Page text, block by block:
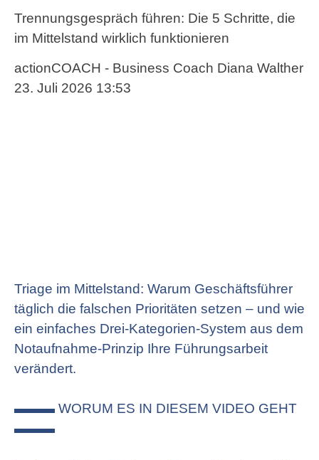
Trennungsgespräch führen: Die 5 Schritte, die
im Mittelstand wirklich funktionieren
actionCOACH - Business Coach Diana Walther
23. Juli 2026 13:53
Triage im Mittelstand: Warum Geschäftsführer
täglich die falschen Prioritäten setzen – und wie
ein einfaches Drei-Kategorien-System aus dem
Notaufnahme-Prinzip Ihre Führungsarbeit
verändert.
▬▬▬ WORUM ES IN DIESEM VIDEO GEHT
▬▬▬